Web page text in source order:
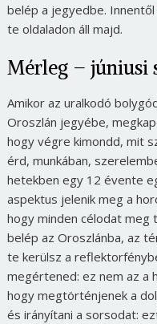
belép a jegyedbe.
te oldaladon áll majd.
Mérleg – júniusi
Amikor az uralkodó
Oroszlán jegyébe,
hogy végre kimondd, mit
érd, munkában,
hetekben egy 12 évente
aspektus jelenik meg a
hogy minden célodat meg
belép az Oroszlánba, az
te kerülsz a
megértened: ez nem az a
hogy megtörténjenek a
és irányítani a sorsodat: